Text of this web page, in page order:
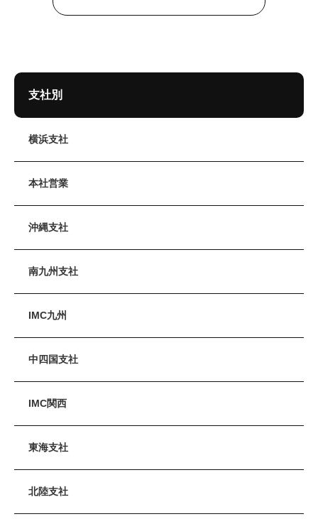
支社別
横浜支社
本社営業
沖縄支社
南九州支社
IMC九州
中四国支社
IMC関西
東海支社
北陸支社